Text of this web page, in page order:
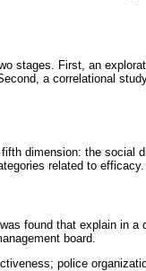
stages. First, an
a correlational
dimension: the social
related to efficacy.
found that explain in
board.
police